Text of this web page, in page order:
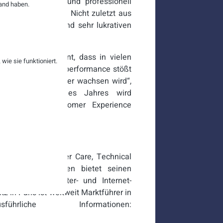
stehen. Nicht zuletzt aus
einen raschen und sehr lukrativen
erkannt, dass in vielen
Teleperformance stößt
noch weiter wachsen wird“,
„Ende des Jahres wird
zur Customer Experience
bin.“
von Customer Care, Technical
Das Unternehmen bietet seinen
Contact Center- und Internet-
in Paris ist weltweit Marktführer in
Informationen:
haben.
wie sie funktioniert.